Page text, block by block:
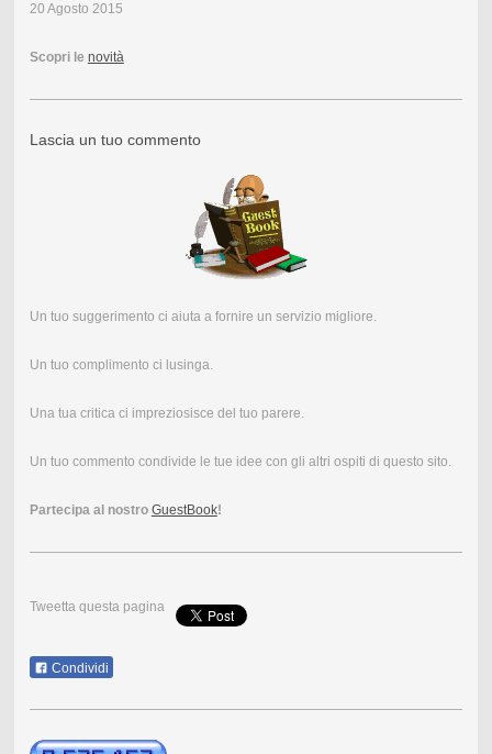
20 Agosto 2015
Scopri le novità
Lascia un tuo commento
Un tuo suggerimento ci aiuta a fornire un servizio migliore.
Un tuo complimento ci lusinga.
Una tua critica ci impreziosisce del tuo parere.
Un tuo commento condivide le tue idee con gli altri ospiti di questo sito.
Partecipa al nostro GuestBook!
Tweetta questa pagina
Condividi